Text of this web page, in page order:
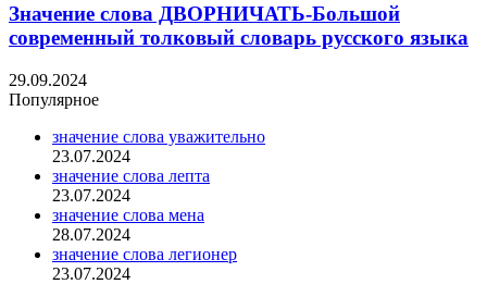
Значение слова ДВОРНИЧАТЬ-Большой
современный толковый словарь русского языка
29.09.2024
Популярное
значение слова уважительно
23.07.2024
значение слова лепта
23.07.2024
значение слова мена
28.07.2024
значение слова легионер
23.07.2024